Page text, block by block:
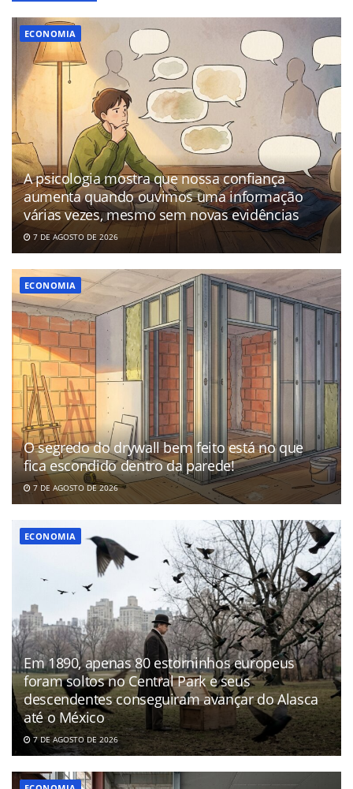
ECONOMIA
A psicologia mostra que nossa confiança
aumenta quando ouvimos uma informação
várias vezes, mesmo sem novas evidências
7 DE AGOSTO DE 2026
ECONOMIA
O segredo do drywall bem feito está no que
fica escondido dentro da parede!
7 DE AGOSTO DE 2026
ECONOMIA
Em 1890, apenas 80 estorninhos europeus
foram soltos no Central Park e seus
descendentes conseguiram avançar do Alasca
até o México
7 DE AGOSTO DE 2026